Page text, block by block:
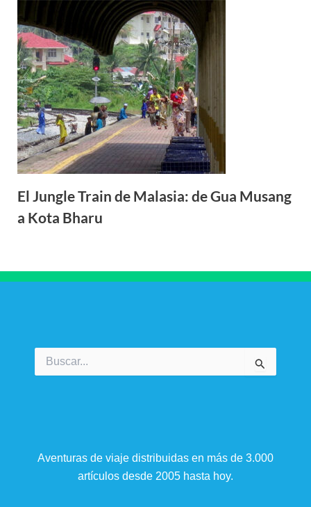
El Jungle Train de Malasia: de Gua Musang
a Kota Bharu
Buscar
por:
Aventuras de viaje distribuidas en más de 3.000
artículos desde 2005 hasta hoy.